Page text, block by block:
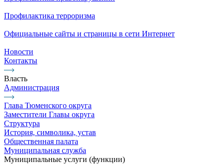
Профилактика терроризма
Официальные сайты и страницы в сети Интернет
Новости
Контакты
Власть
Администрация
Глава Тюменского округа
Заместители Главы округа
Структура
История, символика, устав
Общественная палата
Муниципальная служба
Муниципальные услуги (функции)